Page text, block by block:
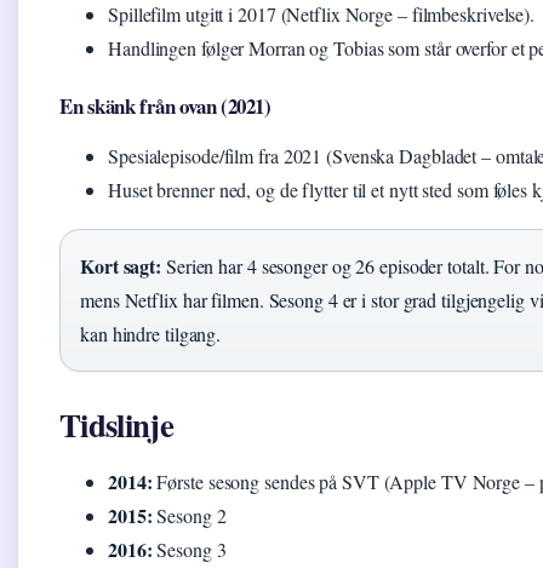
Spillefilm utgitt i 2017 (Netflix Norge – filmbeskrivelse).
Handlingen følger Morran og Tobias som står overfor et
En skänk från ovan (2021)
Spesialepisode/film fra 2021 (Svenska Dagbladet –
Huset brenner ned, og de flytter til et nytt sted som føles
Kort sagt: Serien har 4 sesonger og 26 episoder totalt. For
mens Netflix har filmen. Sesong 4 er i stor grad tilgjengelig
kan hindre tilgang.
Tidslinje
2014:Første sesong sendes på SVT (Apple TV Norge –
2015:Sesong 2
2016:Sesong 3